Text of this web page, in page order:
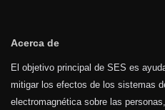
Acerca de
El objetivo principal de SES es
mitigar los efectos de los sistemas
electromagnética sobre las